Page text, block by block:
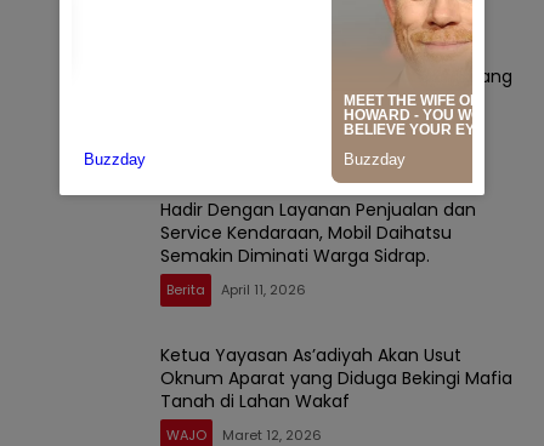
Mafia Tanah Kembali Gagal, PN Sengkang
Tegaskan Kemenangan A’s Adiyah
Hadir Dengan Layanan Penjualan dan
Service Kendaraan, Mobil Daihatsu
Semakin Diminati Warga Sidrap.
Berita April 11, 2026
Ketua Yayasan As’adiyah Akan Usut
Oknum Aparat yang Diduga Bekingi Mafia
Tanah di Lahan Wakaf
WAJO Maret 12, 2026